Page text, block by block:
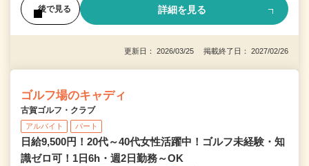
後で見る 詳細を見る
更新日： 2026/03/25 掲載終了日： 2027/02/26
ゴルフ場のキャディ
古賀ゴルフ・クラブ
アルバイト パート
日給9,500円！20代～40代女性活躍中！ゴルフ未経験・知
識ゼロ可！1日6h・週2日勤務～OK